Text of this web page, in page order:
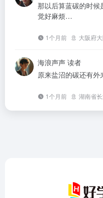
那以后算蓝碳的时
觉好麻烦…
1个月前 大阪府
海浪声声 读者
原来盐沼的碳还有
1个月前 湖南省